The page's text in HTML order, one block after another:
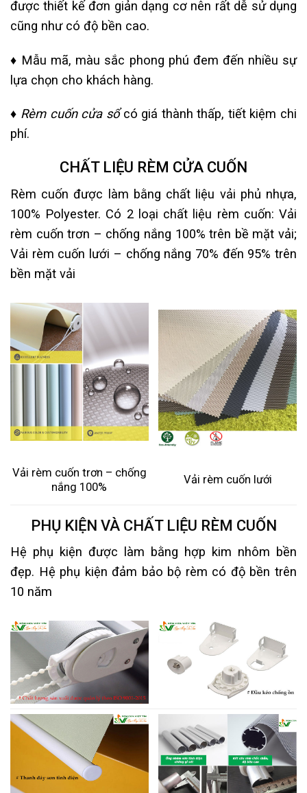
được thiết kế đơn giản dạng cơ nên rất dễ sử dụng
cũng như có độ bền cao.
♦ Mẫu mã, màu sắc phong phú đem đến nhiều sự
lựa chọn cho khách hàng.
♦ Rèm cuốn cửa sổcó giá thành thấp, tiết kiệm chi
phí.
CHẤT LIỆU RÈM CỬA CUỐN
Rèm cuốn được làm bằng chất liệu vải phủ nhựa,
100% Polyester. Có 2 loại chất liệu rèm cuốn: Vải
rèm cuốn trơn – chống nắng 100% trên bề mặt vải;
Vải rèm cuốn lưới – chống nắng 70% đến 95% trên
bền mặt vải
Vải rèm cuốn trơn – chống
nắng 100%
Vải rèm cuốn lưới
PHỤ KIỆN VÀ CHẤT LIỆU RÈM CUỐN
Hệ phụ kiện được làm bằng hợp kim nhôm bền
đẹp. Hệ phụ kiện đảm bảo bộ rèm có độ bền trên
10 năm